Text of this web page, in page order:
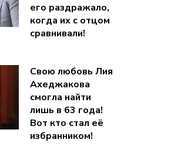
его раздражало,
когда их с отцом
сравнивали!
Свою любовь Лия
Ахеджакова
смогла найти
лишь в 63 года!
Вот кто стал её
избранником!